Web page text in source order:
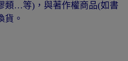
類…等)，與著作權商品(如書
。